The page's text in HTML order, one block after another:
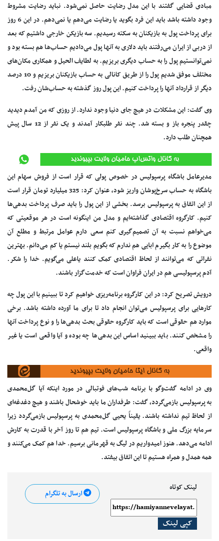
مبادی قضایی گفتند با این مدل رضایت حاصل نمی‌شود. نباید رضایت مشروط
وجود داشته باشد باید این فرد بگوید یا رضایت می‌دهم یا نمی‌دهم. در این 6 روز
برای پرداخت پول به بازیکنان به سکته رسیدیم. سه بازیکن خارجی داشتیم که بعد
از دربی از ایران می‌رفتند باید دلاری به آنها پول می‌دادیم حساب‌ها هم بسته بود و
نمی‌توانستیم پول را به حساب دیگری بریزیم. به لطایف الحیل و همکاری مکان‌های
مختلف موفق شدیم پول را از طریق کانالی به حساب بازیکنان بریزیم و 10 درصد
دیگر از قرارداد آنها را پرداخت کنیم. این پول روز گذشته به حساب‌شان رفت.
وی گفت: این مشکلات در هیچ جای دنیا وجود ندارد. از روزی که من آمدم دیدید
چقدر پنجره باز و بسته شد. چند نفر طلبکار آمدند و یک نفر از 12 سال پیش
همچنان طلب دارد.
مدیرعامل باشگاه پرسپولیس در خصوص پولی که قرار است از فروش سهام این
باشگاه به حساب سرخ‌پوشان واریز شود، عنوان کرد: 325 میلیارد تومان قرار است
از این اتفاق به پرسپولیس برسد. بخشی از این پول را باید صرف پرداخت بدهی‌ها
کنیم. کارگروه اقتصادی گذاشته‌ایم و مدل من اینگونه است در هر موقعیتی که
می‌خواهم نسبت به آن تصمیم‌گیری کنم سعی دارم عوامل مرتبط و مطلع آن
موضوع را به کار بگیرم ابایی هم ندارم که بگویم بلند نیستم یا کم می‌دانم. بهترین
نفراتی که می‌توانند از لحاظ اقتصادی کمک کنند یاعلی می‌گویم. خدا را شکر.
آدم پرسپولیسی هم در ایران فراوان است که خدمت‌گزار باشند.
درویش تصریح کرد:‌ در این کارگروه برنامه‌ریزی خواهیم کرد تا ببینیم با این پول چه
کارهایی برای پرسپولیس می‌توان انجام داد تا برای ما آورده داشته باشد. برخی
موارد هم حقوقی است که باید کارگروه حقوقی بحث بدهی‌ها را و نوع پرداخت آنها
را مشخص کنند. باید ببینید اساس این بدهی‌ها چه بوده و آیا واقعی است یا غیر
واقعی.
وی در ادامه گفت‌وگو با برنامه شب‌های فوتبالی در مورد اینکه آیا گل‌محمدی
به پرسپولیس بازمی‌گردد، گفت: طرفداران ما باید خوشحال باشند و هیچ دغدغه‌ای
از لحاظ تیم نداشته باشند. یقیناً یحیی گل‌محمدی به پرسپولیس بازمی‌گردد زیرا
سرمایه بزرگ ملی و باشگاه پرسپولیس است. تیم هم تا روز آخر با قدرت به کارش
ادامه می‌دهد. هنوز امیدواریم در لیگ به قهرمانی برسیم. خدا هم کمک می‌کنند و
همه همدل و همراه هستیم تا این اتفاق بیفتد.
لینک کوتاه
کپی لینک
ارسال به تلگرام